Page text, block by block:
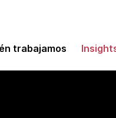
trabajamos